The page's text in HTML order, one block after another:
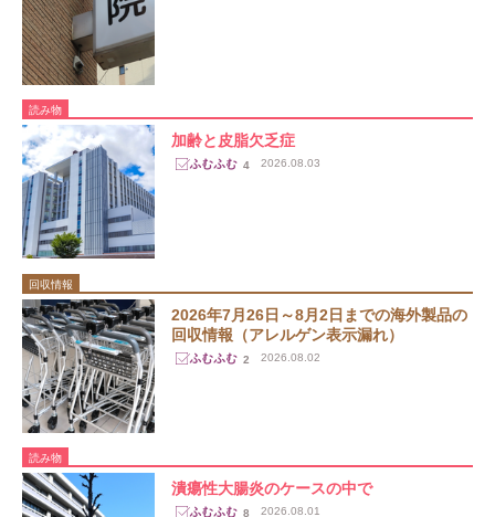
読み物
加齢と皮脂欠乏症
4 2026.08.03
回収情報
2026年7月26日～8月2日までの海外製品の
回収情報（アレルゲン表示漏れ）
2 2026.08.02
読み物
潰瘍性大腸炎のケースの中で
8 2026.08.01